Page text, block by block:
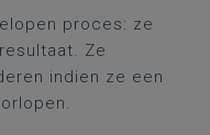
proces: ze
Ze
indien ze een